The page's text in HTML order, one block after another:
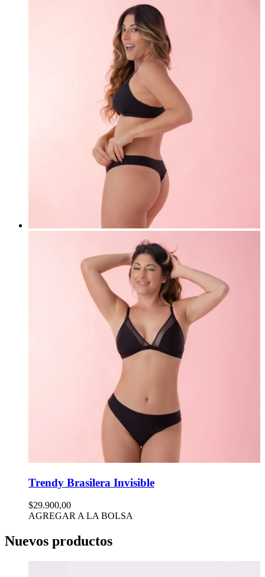
Trendy Brasilera Invisible
$29.900,00
AGREGAR A LA BOLSA
Nuevos productos